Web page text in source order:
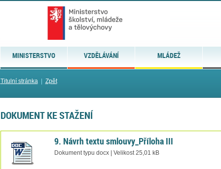
MINISTERSTVO VZDĚLÁVÁNÍ MLÁDEŽ
Titulní stránka| Zpět
DOKUMENT KE STAŽENÍ
9. Návrh textu smlouvy_Příloha III
Dokument typu docx | Velikost 25,01 kB